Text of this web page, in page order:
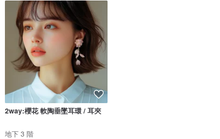
2way:櫻花 軟陶垂墜耳環 / 耳夾
地下 3 階